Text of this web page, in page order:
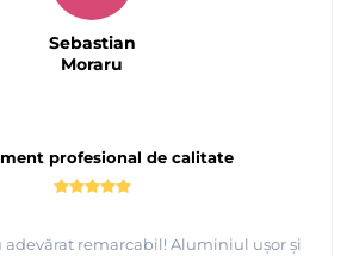
profesional de calitate
adevărat remarcabil! Aluminiul ușor și
Sebastian
Moraru